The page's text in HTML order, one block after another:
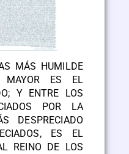
MÁS HUMILDE
MAYOR ES EL
Y ENTRE LOS
POR LA
DESPRECIADO
ES EL
REINO DE LOS